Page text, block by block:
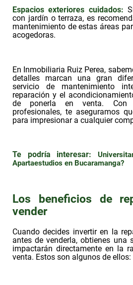
Espacios exteriores cuidados:
con jardín o terraza, es
mantenimiento de estas áreas
acogedoras.
En Inmobiliaria Ruiz Perea,
detalles marcan una gran
servicio de mantenimiento
reparación y el
de ponerla en venta. Con
profesionales, te aseguramos
para impresionar a cualquier
Te podría interesar:
Apartaestudios en Bucaramanga?
Los beneficios de
vender
Cuando decides invertir en la
antes de venderla, obtienes una
impactarán directamente en la
venta. Estos son algunos de ellos: